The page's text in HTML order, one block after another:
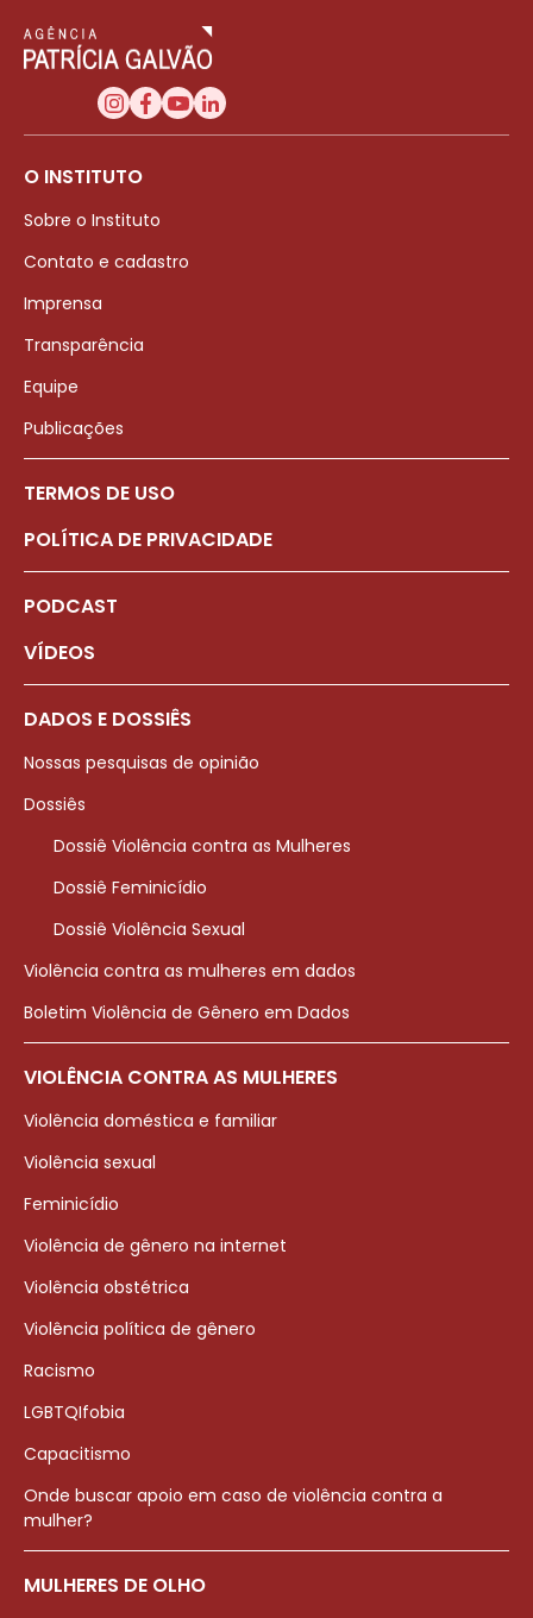
O INSTITUTO
Sobre o Instituto
Contato e cadastro
Imprensa
Transparência
Equipe
Publicações
TERMOS DE USO
POLÍTICA DE PRIVACIDADE
PODCAST
VÍDEOS
DADOS E DOSSIÊS
Nossas pesquisas de opinião
Dossiês
Dossiê Violência contra as Mulheres
Dossiê Feminicídio
Dossiê Violência Sexual
Violência contra as mulheres em dados
Boletim Violência de Gênero em Dados
VIOLÊNCIA CONTRA AS MULHERES
Violência doméstica e familiar
Violência sexual
Feminicídio
Violência de gênero na internet
Violência obstétrica
Violência política de gênero
Racismo
LGBTQIfobia
Capacitismo
Onde buscar apoio em caso de violência contra a
mulher?
MULHERES DE OLHO